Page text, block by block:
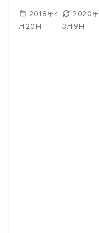
2018年4
月20日
2020年
3月9日